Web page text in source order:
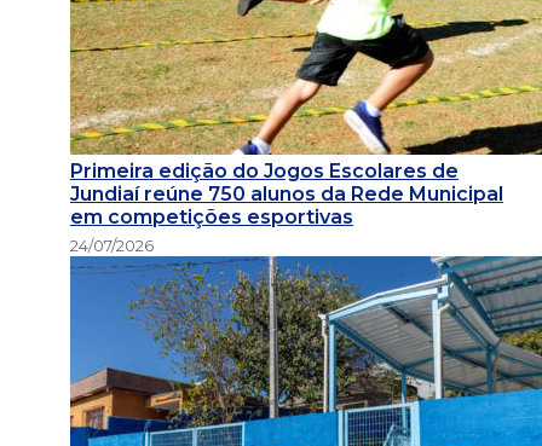
Primeira edição do Jogos Escolares de
Jundiaí reúne 750 alunos da Rede Municipal
em competições esportivas
24/07/2026